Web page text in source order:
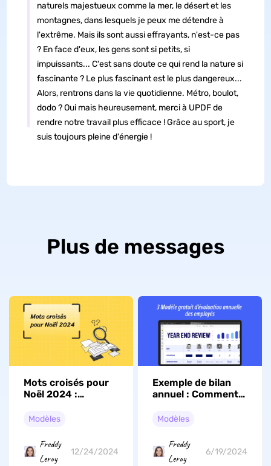
naturels majestueux comme la mer, le désert et les
montagnes, dans lesquels je peux me détendre à
l'extrême. Mais ils sont aussi effrayants, n'est-ce pas
? En face d'eux, les gens sont si petits, si
impuissants... C'est sans doute ce qui rend la nature si
fascinante ? Le plus fascinant est le plus dangereux...
Alors, rentrons dans la vie quotidienne. Métro, boulot,
dodo ? Oui mais heureusement, merci à UPDF de
rendre notre travail plus efficace ! Grâce au sport, je
suis toujours pleine d'énergie !
Plus de messages
Mots croisés pour
Noël 2024 :
gratuits et festifs
Modèles
Freddy
Leroy
12/24/2024
Exemple de bilan
annuel : Comment
modèles
annuelle des
employés
Modèles
Freddy
Leroy
6/19/2024